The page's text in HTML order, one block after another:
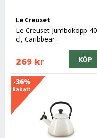
Le Creuset
Le Creuset Jumbokopp 40
cl, Caribbean
269 kr KÖP
-36%
Rabatt